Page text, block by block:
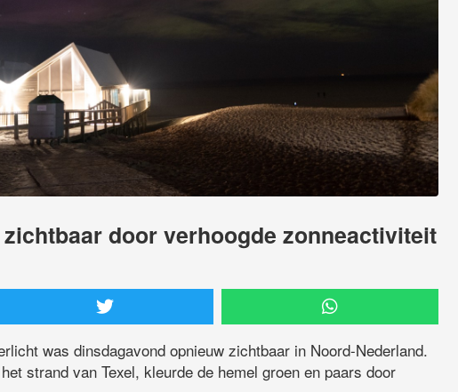
door verhoogde zonneactiviteit
was dinsdagavond opnieuw zichtbaar in Noord-Nederland.
strand van Texel, kleurde de hemel groen en paars door